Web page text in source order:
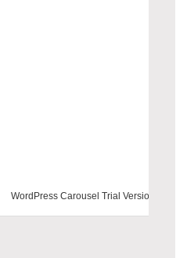
Carousel Trial Version